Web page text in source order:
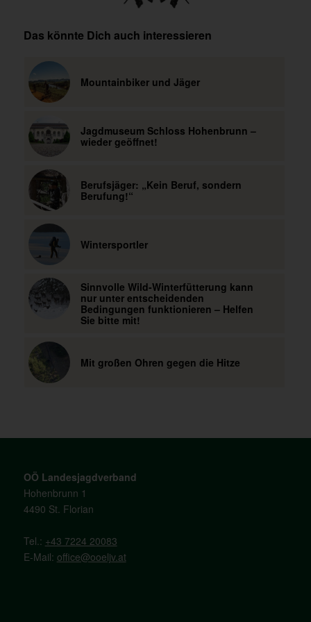
Das könnte Dich auch interessieren
Mountainbiker und Jäger
Jagdmuseum Schloss Hohenbrunn –
wieder geöffnet!
Berufsjäger: „Kein Beruf, sondern
Berufung!“
Wintersportler
Sinnvolle Wild-Winterfütterung kann
nur unter entscheidenden
Bedingungen funktionieren – Helfen
Sie bitte mit!
Mit großen Ohren gegen die Hitze
OÖ Landesjagdverband
Hohenbrunn 1
4490 St. Florian
Tel.: +43 7224 20083
E-Mail: office@ooeljv.at